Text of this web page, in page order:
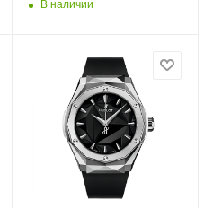
В наличии